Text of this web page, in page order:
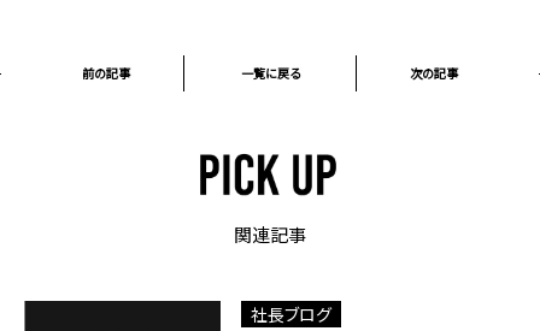
前の記事 一覧に戻る 次の記事
関連記事
社長ブログ